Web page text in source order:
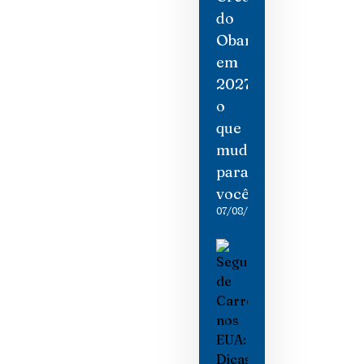
do
Obamacare
em
2027:
o
que
mudou
para
você
07/08/2026